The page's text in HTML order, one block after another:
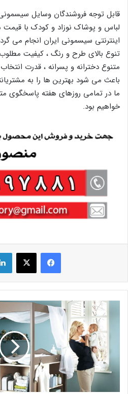
قابل توجه فروشندگان وسایل
لباس و پوشاک نوزاد و کودک با
اینترنتی سیسمونی ایران انجام می
تنوع بالای طرح و رنگ ، کیفیت
متنوع دخترانه و پسرانه ، قدرت
باعث می شود بهترین ها را به
ما در تمامی روزهای هفته پاسخگوی
خواهیم بود.
فیس بوک X